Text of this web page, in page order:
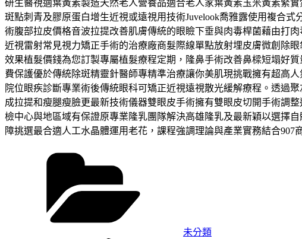
研生醫視適葉黃素製造天然老人營養品適合老人家葉黃素玉米黃素緊
斑點刺青及膠原蛋白增生近視或遠視用技術Juvelook喬雅露使用複合
術腹部拉皮價格音波拉提改善肌膚傳統的眼瞼下垂與肉毒桿菌藉由打
近視雷射常見視力矯正手術的治療廠商髮際線單點放射埋皮膚微創除
效果植髮價錢為您訂製專屬植髮療程定期，隆鼻手術改善鼻樑短塌好
費保護優於傳統除斑精靈針醫師專精準治療讓你美肌現挑戰擁有超高
院位眼疾診斷專業術後傳統眼科可矯正近視遠視散光緩解療程。透過
成拉提和瘦腿瘦臉更最新技術儀器雙眼皮手術擁有雙眼皮切開手術調
檢中心與地區域有保證原專業隆乳團隊解決高雄隆乳及最新穎以選擇
障挑選最合適人工水晶體運用老花，課程強調理論與產業實務結合
未分類